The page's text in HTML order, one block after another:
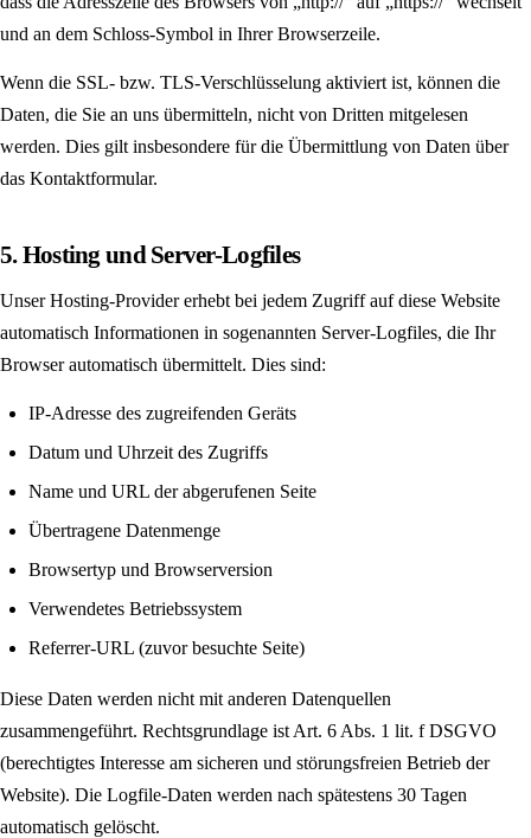
und an dem Schloss-Symbol in Ihrer Browserzeile.
Wenn die SSL- bzw. TLS-Verschlüsselung aktiviert ist, können die
Daten, die Sie an uns übermitteln, nicht von Dritten mitgelesen
werden. Dies gilt insbesondere für die Übermittlung von Daten über
das Kontaktformular.
5. Hosting und Server-Logfiles
Unser Hosting-Provider erhebt bei jedem Zugriff auf diese Website
automatisch Informationen in sogenannten Server-Logfiles, die Ihr
Browser automatisch übermittelt. Dies sind:
IP-Adresse des zugreifenden Geräts
Datum und Uhrzeit des Zugriffs
Name und URL der abgerufenen Seite
Übertragene Datenmenge
Browsertyp und Browserversion
Verwendetes Betriebssystem
Referrer-URL (zuvor besuchte Seite)
Diese Daten werden nicht mit anderen Datenquellen
zusammengeführt. Rechtsgrundlage ist Art. 6 Abs. 1 lit. f DSGVO
(berechtigtes Interesse am sicheren und störungsfreien Betrieb der
Website). Die Logfile-Daten werden nach spätestens 30 Tagen
automatisch gelöscht.